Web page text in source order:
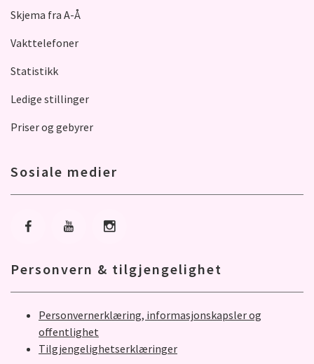
Skjema fra A-Å
Vakttelefoner
Statistikk
Ledige stillinger
Priser og gebyrer
Sosiale medier
Gå til Facebook
Gå til YoutubeGå til Instagram
Personvern & tilgjengelighet
Personvernerklæring, informasjonskapsler og
offentlighet
Tilgjengelighetserklæringer